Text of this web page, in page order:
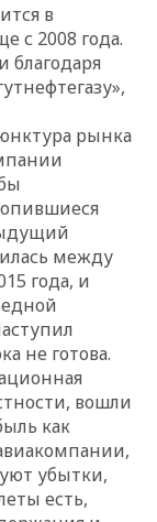
в
с 2008 года.
благодаря
рынка
между
года, и
не готова.
вошли
как
убытки,
есть,